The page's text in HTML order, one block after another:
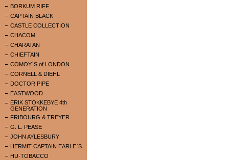
BORKUM RIFF
CAPTAIN BLACK
CASTLE COLLECTION
CHACOM
CHARATAN
CHIEFTAIN
COMOY`S of LONDON
CORNELL & DIEHL
DOCTOR PIPE
EASTWOOD
ERIK STOKKEBYE 4th
GENERATION
FRIBOURG & TREYER
G. L. PEASE
JOHN AYLESBURY
HERMIT CAPTAIN EARLE`S
HU-TOBACCO